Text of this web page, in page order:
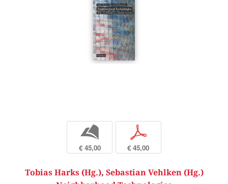
b
€ 45,00
p
€ 45,00
Tobias Harks (Hg.), Sebastian Vehlken (Hg.)